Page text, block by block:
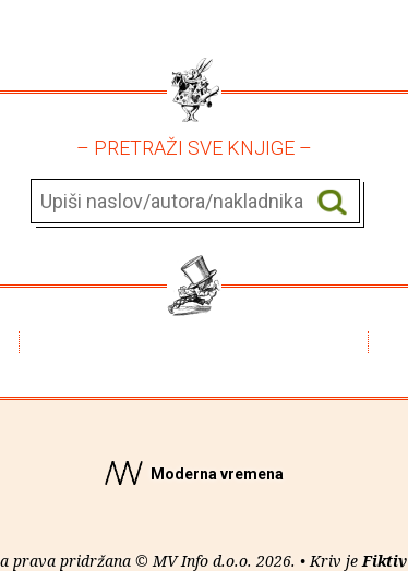
– PRETRAŽI SVE KNJIGE –
Moderna vremena
prava pridržana © MV Info d.o.o. 2026. • Kriv je Fiktiv